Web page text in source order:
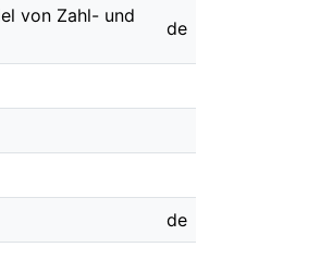
von Zahl- und
de
de